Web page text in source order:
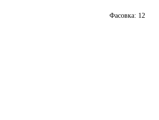
Фасовка: 12